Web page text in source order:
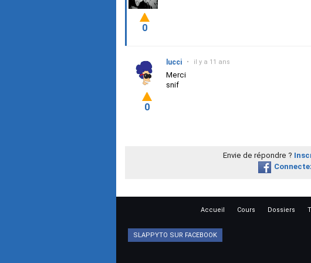
0
lucci • il y a 11 ans
Merci
snif
0
Envie de répondre ?
Accueil Cours Dossiers
SLAPPYTO SUR FACEBOOK